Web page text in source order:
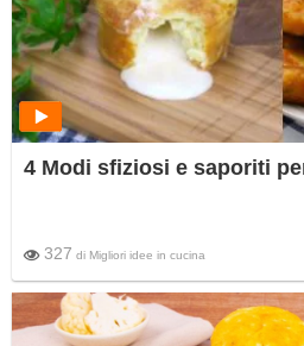
4 Modi sfiziosi e saporiti
327 di Migliori idee in cucina